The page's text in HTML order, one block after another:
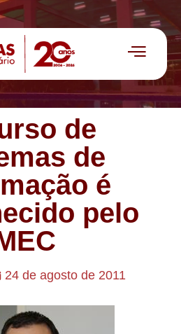
de
de
é
pelo
24 de agosto de 2011